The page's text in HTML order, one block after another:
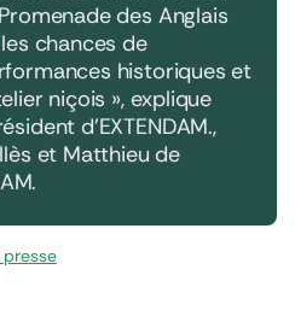
des Anglais
chances de
historiques et
niçois », explique
d’EXTENDAM.,
et Matthieu de